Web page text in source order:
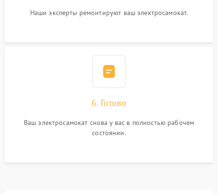
Наши эксперты ремонтируют ваш электросамокат.
6. Готово
Ваш электросамокат снова у вас в полностью рабочем
состоянии.